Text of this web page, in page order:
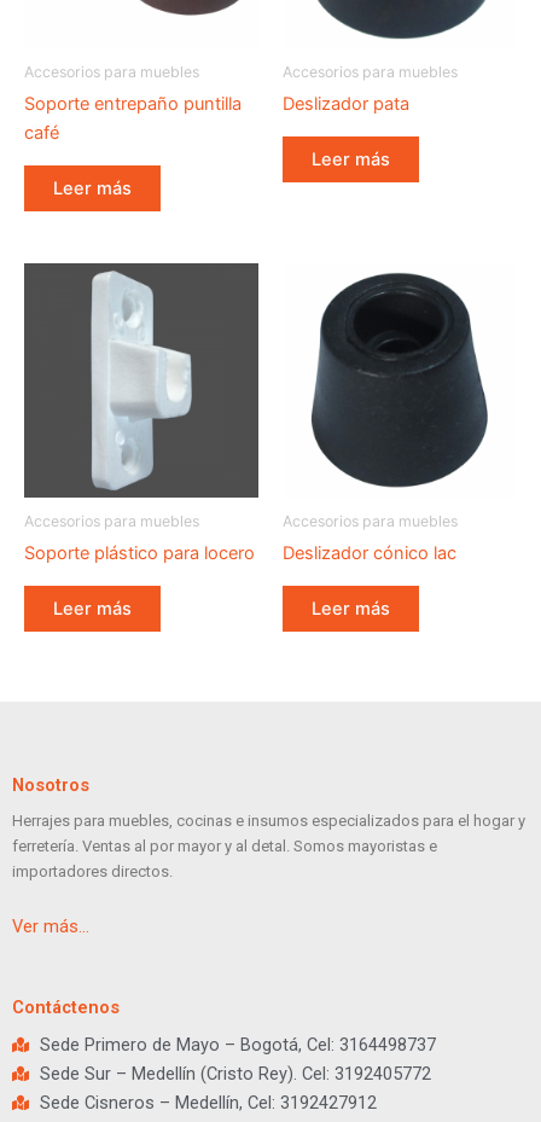
Accesorios para muebles
Soporte entrepaño puntilla
café
Leer más
Accesorios para muebles
Deslizador pata
Leer más
Accesorios para muebles
Soporte plástico para locero
Leer más
Accesorios para muebles
Deslizador cónico lac
Leer más
Nosotros
Herrajes para muebles, cocinas e insumos especializados para el hogar y
ferretería. Ventas al por mayor y al detal. Somos mayoristas e
importadores directos.
Ver más…
Contáctenos
Sede Primero de Mayo – Bogotá, Cel: 3164498737
Sede Sur – Medellín (Cristo Rey). Cel: 3192405772
Sede Cisneros – Medellín, Cel: 3192427912